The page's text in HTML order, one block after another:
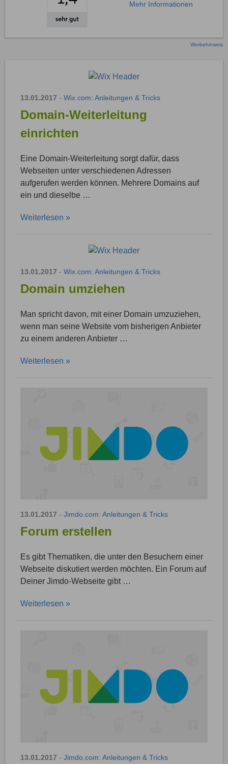
Mehr Informationen
Werbehinweis
13.01.2017 - Wix.com: Anleitungen & Tricks
Domain-Weiterleitung
einrichten
Eine Domain-Weiterleitung sorgt dafür, dass
Webseiten unter verschiedenen Adressen
aufgerufen werden können. Mehrere Domains auf
ein und dieselbe …
Weiterlesen »
13.01.2017 - Wix.com: Anleitungen & Tricks
Domain umziehen
Man spricht davon, mit einer Domain umzuziehen,
wenn man seine Website vom bisherigen Anbieter
zu einem anderen Anbieter …
Weiterlesen »
13.01.2017 - Jimdo.com: Anleitungen & Tricks
Forum erstellen
Es gibt Thematiken, die unter den Besuchern einer
Webseite diskutiert werden möchten. Ein Forum auf
Deiner Jimdo-Webseite gibt …
Weiterlesen »
13.01.2017 - Jimdo.com: Anleitungen & Tricks